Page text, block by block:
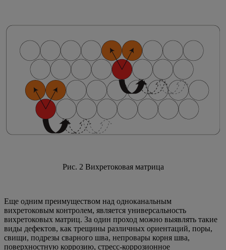
Рис. 2 Вихретоковая матрица
Еще одним преимуществом над одноканальным
вихретоковым контролем, является универсальность
вихретоковых матриц. За один проход можно выявлять такие
виды дефектов, как трещины различных ориентаций, поры,
свищи, подрезы сварного шва, непровары корня шва,
поверхностную коррозию, стресс-коррозионное